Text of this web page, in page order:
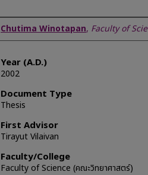
Author
Chutima Winotapan, Faculty of
Year (A.D.)
2002
Document Type
Thesis
First Advisor
Tirayut Vilaivan
Faculty/College
Faculty of Science (คณะวิทยาศาสตร์)